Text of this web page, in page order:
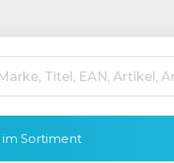
im Sortiment